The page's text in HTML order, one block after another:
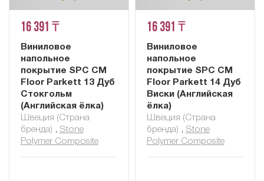
16 391 ₸
Виниловое
напольное
покрытие SPC CM
Floor Parkett 13 Дуб
Стокгольм
(Английская ёлка)
Швеция (Страна
бренда) , Stone
Polymer Composite
16 391 ₸
Виниловое
напольное
покрытие SPC CM
Floor Parkett 14 Дуб
Виски (Английская
ёлка)
Швеция (Страна
бренда) , Stone
Polymer Composite